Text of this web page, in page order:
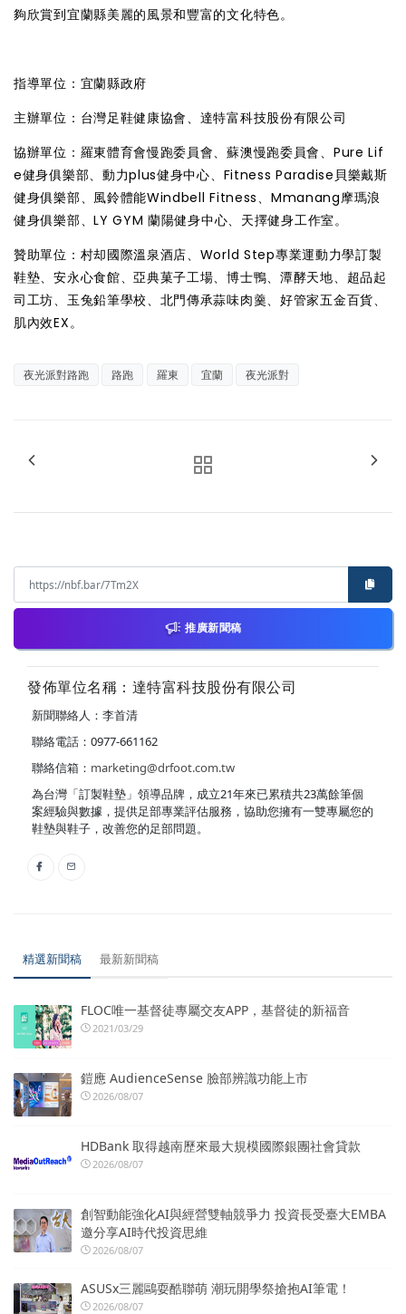
夠欣賞到宜蘭縣美麗的風景和豐富的文化特色。
指導單位：宜蘭縣政府
主辦單位：台灣足鞋健康協會、達特富科技股份有限公司
協辦單位：羅東體育會慢跑委員會、蘇澳慢跑委員會、Pure Lif
e健身俱樂部、動力plus健身中心、Fitness Paradise貝樂戴斯
健身俱樂部、風鈴體能Windbell Fitness、Mmanang摩瑪浪
健身俱樂部、LY GYM 蘭陽健身中心、天擇健身工作室。
贊助單位：村却國際溫泉酒店、World Step專業運動力學訂製
鞋墊、安永心食館、亞典菓子工場、博士鴨、潭酵天地、超品起
司工坊、玉兔鉛筆學校、北門傳承蒜味肉羹、好管家五金百貨、
肌內效EX。
夜光派對路跑 路跑 羅東 宜蘭 夜光派對
推廣新聞稿
發佈單位名稱：達特富科技股份有限公司
新聞聯絡人：李首清
聯絡電話：0977-661162
聯絡信箱： marketing@drfoot.com.tw
為台灣「訂製鞋墊」領導品牌，成立21年來已累積共23萬餘筆個
案經驗與數據，提供足部專業評估服務，協助您擁有一雙專屬您的
鞋墊與鞋子，改善您的足部問題。
精選新聞稿 最新新聞稿
FLOC唯一基督徒專屬交友APP，基督徒的新福音
2021/03/29
鎧應 AudienceSense 臉部辨識功能上市
2026/08/07
HDBank 取得越南歷來最大規模國際銀團社會貸款
2026/08/07
創智動能強化AI與經營雙軸競爭力 投資長受臺大EMBA
邀分享AI時代投資思維
2026/08/07
ASUSx三麗鷗耍酷聯萌 潮玩開學祭搶抱AI筆電！
2026/08/07